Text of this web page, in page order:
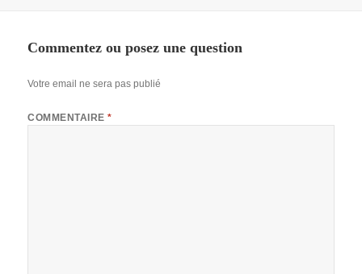
Commentez ou posez une question
Votre email ne sera pas publié
COMMENTAIRE*